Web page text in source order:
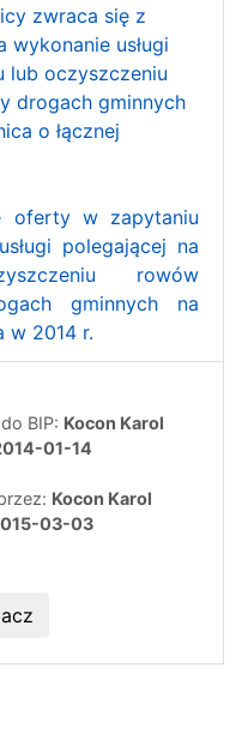
zwraca się z
usługi
lub oczyszczeniu
drogach gminnych
o łącznej
oferty w zapytaniu
polegającej na
rowów
gminnych na
w 2014 r.
BIP: Kocon Karol
01-14
Kocon Karol
03-03